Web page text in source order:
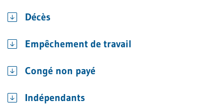
Décès
Empêchement de travail
Congé non payé
Indépendants